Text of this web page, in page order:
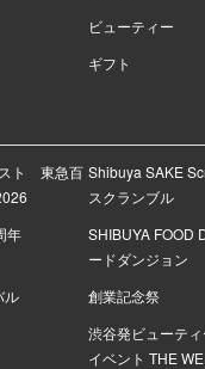
ビューティー
ギフト
スト 東急百 Shibuya SAKE
スクランブル
年
SHIBUYA FOOD
ードダンジョン
ル
創業記念祭
渋谷発ビューテ
イベント THE